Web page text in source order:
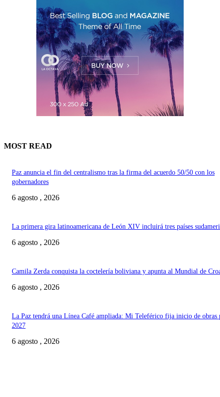
MOST READ
Paz anuncia el fin del centralismo tras la firma del acuerdo 50/50 con los
gobernadores
6 agosto , 2026
La primera gira latinoamericana de León XIV incluirá tres países
6 agosto , 2026
Camila Zerda conquista la coctelería boliviana y apunta al Mundial de
6 agosto , 2026
La Paz tendrá una Línea Café ampliada: Mi Teleférico fija inicio de obras
2027
6 agosto , 2026